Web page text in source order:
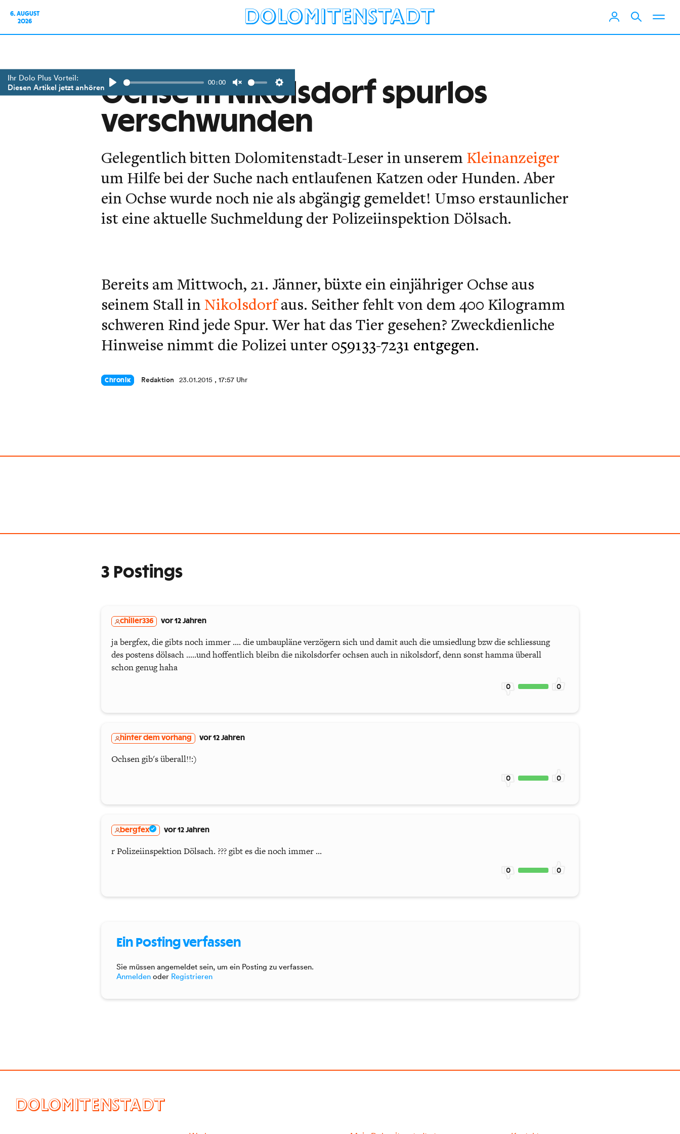
6. AUGUST
2026
Ihr Dolo Plus Vorteil:
Diesen Artikel jetzt anhören
Play
00:00
Unmute Settings
Ochse in Nikolsdorf spurlos
verschwunden
Gelegentlich bitten Dolomitenstadt-Leser in unserem Kleinanzeiger
um Hilfe bei der Suche nach entlaufenen Katzen oder Hunden. Aber
ein Ochse wurde noch nie als abgängig gemeldet! Umso erstaunlicher
ist eine aktuelle Suchmeldung der Polizeiinspektion Dölsach.
Bereits am Mittwoch, 21. Jänner, büxte ein einjähriger Ochse aus
seinem Stall inNikolsdorfaus. Seither fehlt von dem 400 Kilogramm
schweren Rind jede Spur. Wer hat das Tier gesehen? Zweckdienliche
Hinweise nimmt die Polizei unter 059133-7231 entgegen.
Chronik Redaktion 23.01.2015 , 17:57 Uhr
3 Postings
chiller336 vor 12 Jahren
ja bergfex, die gibts noch immer .... die umbaupläne verzögern sich und damit auch die umsiedlung bzw die schliessung
des postens dölsach .....und hoffentlich bleibn die nikolsdorfer ochsen auch in nikolsdorf, denn sonst hamma überall
schon genug haha
0 0
hinter dem vorhang vor 12 Jahren
Ochsen gib's überall!!:)
0 0
bergfex vor 12 Jahren
r Polizeiinspektion Dölsach. ??? gibt es die noch immer ...
0 0
Ein Posting verfassen
Sie müssen angemeldet sein, um ein Posting zu verfassen.
Anmelden oder Registrieren
DOLOMITENSTADT